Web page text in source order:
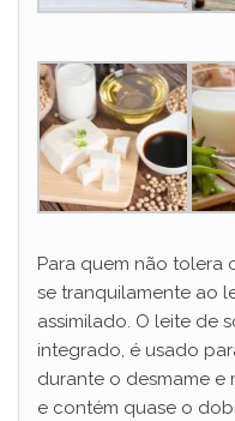
Para quem não tolera
se tranquilamente ao
assimilado. O leite de
integrado, é usado
durante o desmame e
e contém quase o